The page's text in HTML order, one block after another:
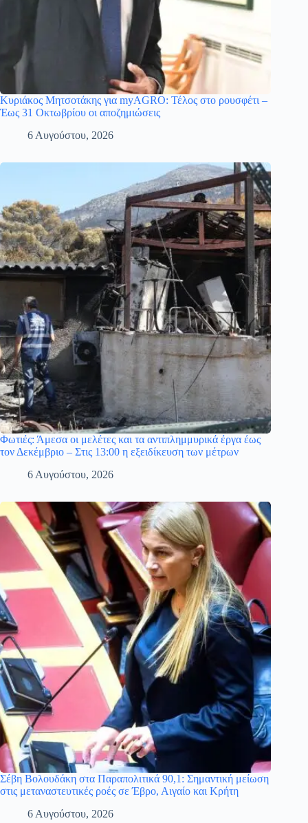
Κυριάκος Μητσοτάκης για myAGRO: Τέλος στο ρουσφέτι –
Έως 31 Οκτωβρίου οι αποζημιώσεις
6 Αυγούστου, 2026
Φωτιές: Άμεσα οι μελέτες και τα αντιπλημμυρικά έργα έως
τον Δεκέμβριο – Στις 13:00 η εξειδίκευση των μέτρων
6 Αυγούστου, 2026
Σέβη Βολουδάκη στα Παραπολιτικά 90,1: Σημαντική μείωση
στις μεταναστευτικές ροές σε Έβρο, Αιγαίο και Κρήτη
6 Αυγούστου, 2026